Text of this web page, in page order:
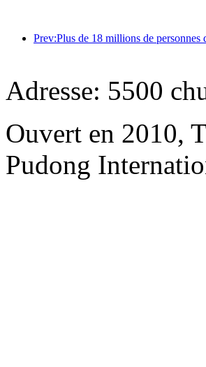
Adresse: 5500
Ouvert en 2010,
Pudong